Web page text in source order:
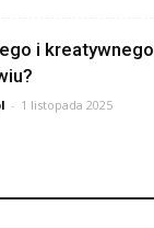
i kreatywnego
- 1 listopada 2025